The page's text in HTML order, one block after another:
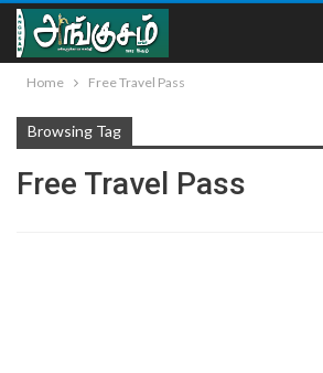
Home Free Travel Pass
Browsing Tag
Free Travel Pass